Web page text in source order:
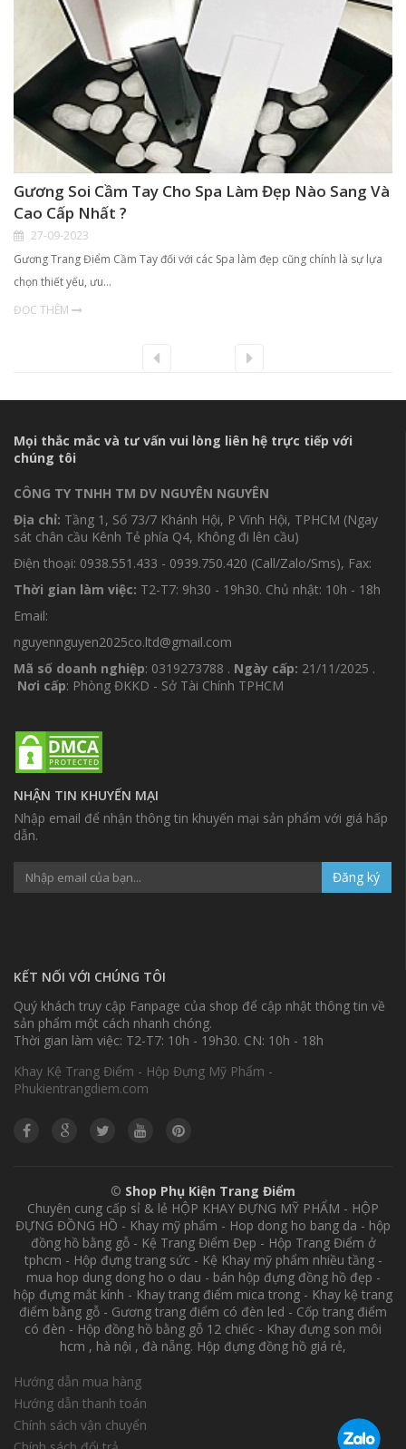
Gương Soi Cầm Tay Cho Spa Làm Đẹp Nào Sang Và
Cao Cấp Nhất ?
27-09-2023
Gương Trang Điểm Cầm Tay đối với các Spa làm đẹp cũng chính là sự lựa
chọn thiết yếu, ưu…
ĐỌC THÊM
Mọi thắc mắc và tư vấn vui lòng liên hệ trực tiếp với
chúng tôi
CÔNG TY TNHH TM DV NGUYÊN NGUYÊN
Địa chỉ: Tầng 1, Số 73/7 Khánh Hội, P Vĩnh Hội, TPHCM (Ngay
sát chân cầu Kênh Tẻ phía Q4, Không đi lên cầu)
Điện thoại: 0938.551.433 - 0939.750.420 (Call/Zalo/Sms), Fax:
Thời gian làm việc: T2-T7: 9h30 - 19h30. Chủ nhật: 10h - 18h
Email:
nguyennguyen2025co.ltd@gmail.com
Mã số doanh nghiệp: 0319273788 . Ngày cấp: 21/11/2025 .
Nơi cấp: Phòng ĐKKD - Sở Tài Chính TPHCM
NHẬN TIN KHUYẾN MẠI
Nhập email để nhận thông tin khuyến mại sản phẩm với giá hấp
dẫn.
Đăng ký
KẾT NỐI VỚI CHÚNG TÔI
Quý khách truy cập Fanpage của shop để cập nhật thông tin về
sản phẩm một cách nhanh chóng.
Thời gian làm việc: T2-T7: 10h - 19h30. CN: 10h - 18h
Khay Kệ Trang Điểm - Hộp Đựng Mỹ Phẩm -
Phukientrangdiem.com
© Shop Phụ Kiện Trang Điểm
Chuyên cung cấp sỉ & lẻ HỘP KHAY ĐỰNG MỸ PHẨM - HỘP
ĐỰNG ĐỒNG HỒ - Khay mỹ phẩm - Hop dong ho bang da - hộp
đồng hồ bằng gỗ - Kệ Trang Điểm Đẹp - Hộp Trang Điểm ở
tphcm - Hộp đựng trang sức - Kệ Khay mỹ phẩm nhiều tầng -
mua hop dung dong ho o dau - bán hộp đựng đồng hồ đẹp -
hộp đựng mắt kính - Khay trang điểm mica trong - Khay kệ trang
điểm bằng gỗ - Gương trang điểm có đèn led - Cốp trang điểm
có đèn - Hộp đồng hồ bằng gỗ 12 chiếc - Khay đựng son môi
hcm , hà nội , đà nẵng. Hộp đựng đồng hồ giá rẻ,
Hướng dẫn mua hàng
Hướng dẫn thanh toán
Chính sách vận chuyển